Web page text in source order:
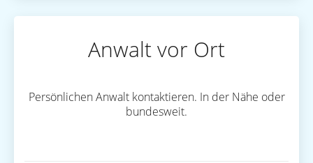
Anwalt vor Ort
Persönlichen Anwalt kontaktieren. In der Nähe oder
bundesweit.